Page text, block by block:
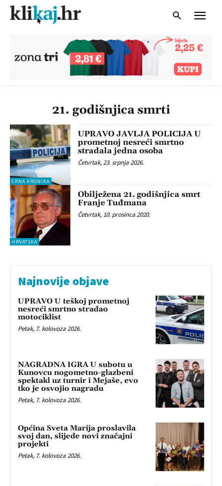
21. godišnjica smrti
CRNA KRONIKA
UPRAVO JAVLJA POLICIJA U
prometnoj nesreći smrtno
stradala jedna osoba
Četvrtak, 23. srpnja 2026.
HRVATSKA
Obilježena 21. godišnjica smrt
Franje Tuđmana
Četvrtak, 10. prosinca 2020.
Najnovije objave
UPRAVO U teškoj prometnoj
nesreći smrtno stradao
motociklist
Petak, 7. kolovoza 2026.
NAGRADNA IGRA U subotu u
Kunovcu nogometno-glazbeni
spektakl uz turnir i Mejaše, evo
tko je osvojio nagradu
Petak, 7. kolovoza 2026.
Općina Sveta Marija proslavila
svoj dan, slijede novi značajni
projekti
Petak, 7. kolovoza 2026.